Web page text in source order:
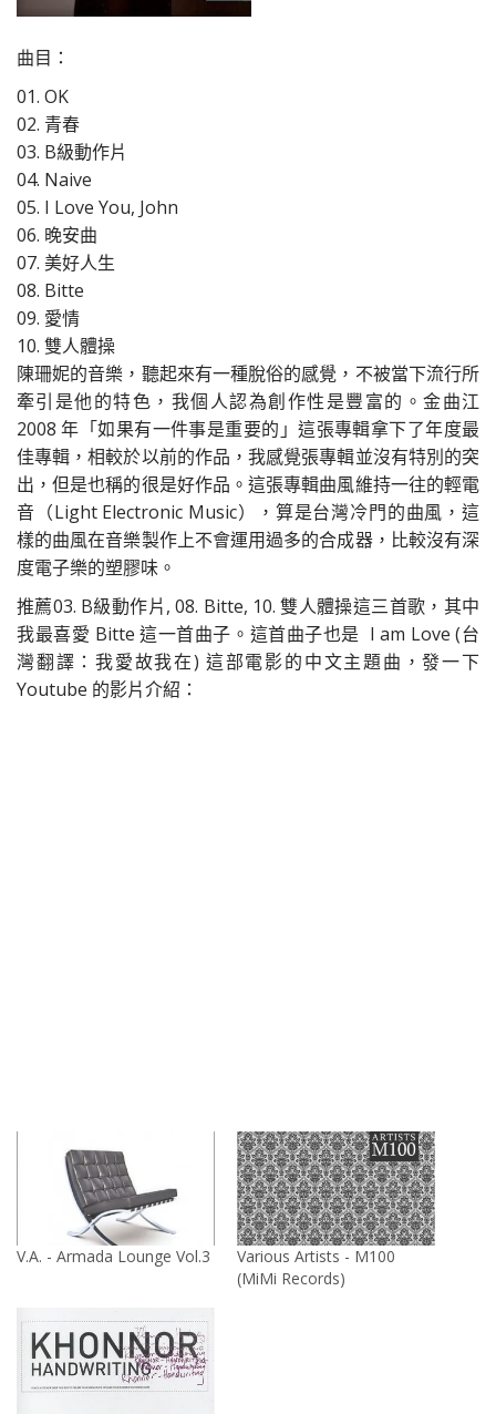
曲目：
01. OK
02. 青春
03. B級動作片
04. Naive
05. I Love You, John
06. 晚安曲
07. 美好人生
08. Bitte
09. 愛情
10. 雙人體操
陳珊妮的音樂，聽起來有一種脫俗的感覺，不被當下流行所
牽引是他的特色，我個人認為創作性是豐富的。金曲江
2008 年「如果有一件事是重要的」這張專輯拿下了年度最
佳專輯，相較於以前的作品，我感覺張專輯並沒有特別的突
出，但是也稱的很是好作品。這張專輯曲風維持一往的輕電
音（Light Electronic Music），算是台灣冷門的曲風，這
樣的曲風在音樂製作上不會運用過多的合成器，比較沒有深
度電子樂的塑膠味。
推薦03. B級動作片, 08. Bitte, 10. 雙人體操這三首歌，其中
我最喜愛 Bitte 這一首曲子。這首曲子也是 I am Love (台
灣翻譯：我愛故我在) 這部電影的中文主題曲，發一下
Youtube 的影片介紹：
V.A. - Armada Lounge Vol.3
Various Artists - M100
(MiMi Records)